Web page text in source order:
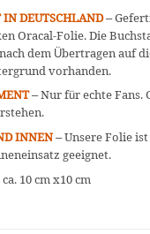
IN DEUTSCHLAND–
Oracal-Folie. Die
dem Übertragen auf
vorhanden.
– Nur für echte Fans.
INNEN– Unsere Folie
geeignet.
ca. 10 cm x10 cm